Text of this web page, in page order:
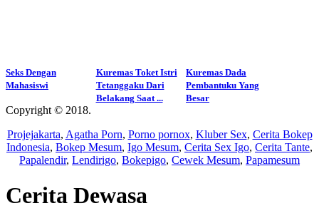
Seks Dengan
Mahasiswi
Kuremas Toket Istri
Tetanggaku Dari
Belakang Saat ...
Kuremas Dada
Pembantuku Yang
Besar
Copyright © 2018.
Projejakarta, Agatha Porn, Porno pornox, Kluber Sex, Cerita Bokep
Indonesia, Bokep Mesum, Igo Mesum, Cerita Sex Igo, Cerita Tante,
Papalendir, Lendirigo, Bokepigo, Cewek Mesum, Papamesum
Cerita Dewasa